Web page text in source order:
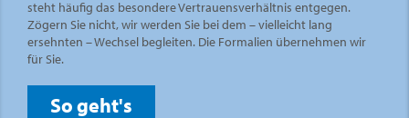
steht häufig das besondere Vertrauensverhältnis entgegen.
Zögern Sie nicht, wir werden Sie bei dem – vielleicht lang
ersehnten – Wechsel begleiten. Die Formalien übernehmen wir
für Sie.
So geht's